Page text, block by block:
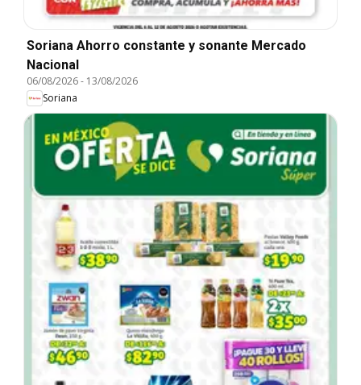
Soriana Ahorro constante y sonante Mercado
Nacional
06/08/2026- 13/08/2026
Soriana